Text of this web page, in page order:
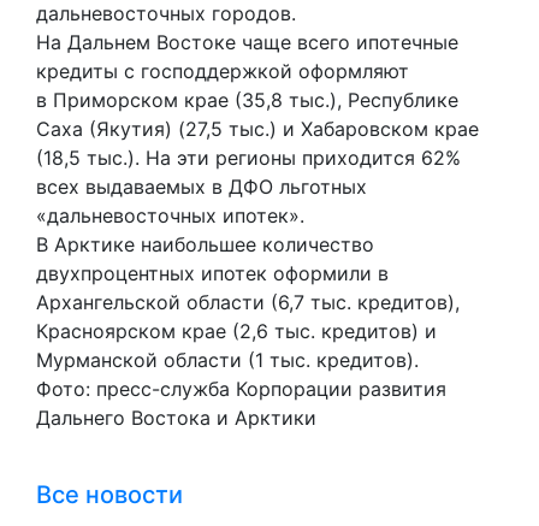
дальневосточных городов.
На Дальнем Востоке чаще всего ипотечные
кредиты с господдержкой оформляют
в Приморском крае (35,8 тыс.), Республике
Саха (Якутия) (27,5 тыс.) и Хабаровском крае
(18,5 тыс.). На эти регионы приходится 62%
всех выдаваемых в ДФО льготных
«дальневосточных ипотек».
В Арктике наибольшее количество
двухпроцентных ипотек оформили в
Архангельской области (6,7 тыс. кредитов),
Красноярском крае (2,6 тыс. кредитов) и
Мурманской области (1 тыс. кредитов).
Фото: пресс-служба Корпорации развития
Дальнего Востока и Арктики
Все новости